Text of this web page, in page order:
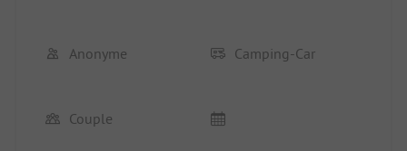
Anonyme Camping-Car
Couple